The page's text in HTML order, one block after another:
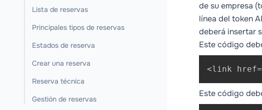
Lista de reservas
Principales tipos de reservas
Estados de reserva
Crear una reserva
Reserva técnica
Gestión de reservas
de su empresa
línea del token
deberá insertar
Este código
<link
Este código